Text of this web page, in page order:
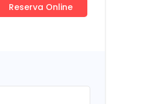
Reserva Online